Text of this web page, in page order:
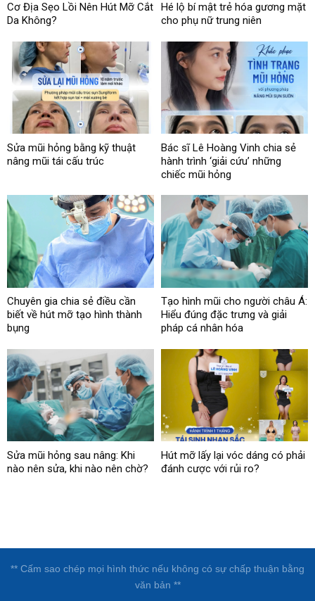
Cơ Địa Sẹo Lồi Nên Hút Mỡ Cắt
Da Không?
Hé lộ bí mật trẻ hóa gương mặt
cho phụ nữ trung niên
Sửa mũi hỏng bằng kỹ thuật
nâng mũi tái cấu trúc
Bác sĩ Lê Hoàng Vinh chia sẻ
hành trình ‘giải cứu’ những
chiếc mũi hỏng
Chuyên gia chia sẻ điều cần
biết về hút mỡ tạo hình thành
bụng
Tạo hình mũi cho người châu Á:
Hiểu đúng đặc trưng và giải
pháp cá nhân hóa
Sửa mũi hỏng sau nâng: Khi
nào nên sửa, khi nào nên chờ?
Hút mỡ lấy lại vóc dáng có phải
đánh cược với rủi ro?
** Cấm sao chép mọi hình thức nếu không có sự chấp thuận bằng
văn bản **